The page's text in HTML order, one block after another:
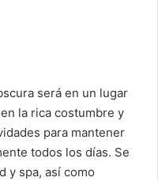
será en un lugar
la rica costumbre y
para mantener
todos los días. Se
y spa, así como